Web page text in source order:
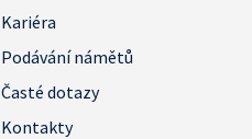
Kariéra
Podávání námětů
Časté dotazy
Kontakty